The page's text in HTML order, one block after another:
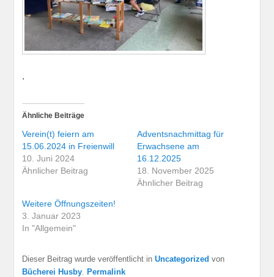
.
Ähnliche Beiträge
Verein(t) feiern am
15.06.2024 in Freienwill
10. Juni 2024
Ähnlicher Beitrag
Adventsnachmittag für
Erwachsene am
16.12.2025
18. November 2025
Ähnlicher Beitrag
Weitere Öffnungszeiten!
3. Januar 2023
In "Allgemein"
Dieser Beitrag wurde veröffentlicht in Uncategorized von
Bücherei Husby. Permalink